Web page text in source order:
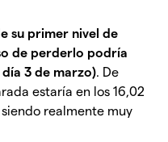
su primer nivel de
de perderlo podría
3 de marzo). De
estaría en los 16,02
realmente muy